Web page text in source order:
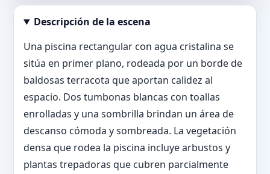
Abrir imagen en tamaño completo
Descripción de la escena
Una piscina rectangular con agua cristalina se
sitúa en primer plano, rodeada por un borde de
baldosas terracota que aportan calidez al
espacio. Dos tumbonas blancas con toallas
enrolladas y una sombrilla brindan un área de
descanso cómoda y sombreada. La vegetación
densa que rodea la piscina incluye arbustos y
plantas trepadoras que cubren parcialmente